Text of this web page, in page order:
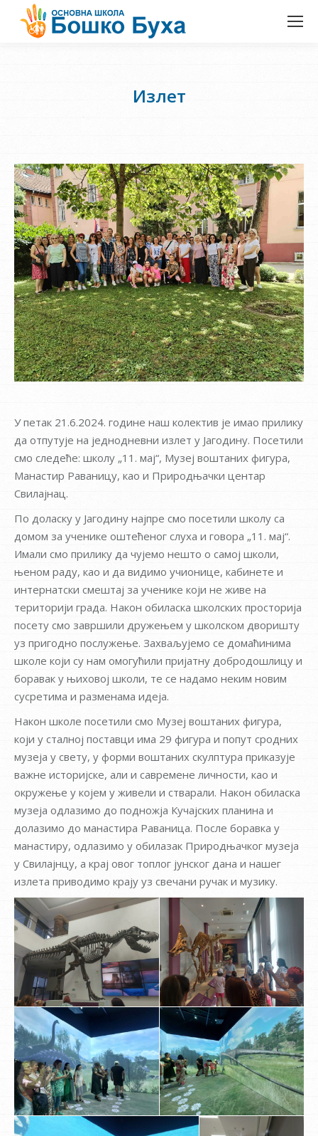
Излет
У петак 21.6.2024. године наш колектив је имао прилику
да отпутује на једнодневни излет у Јагодину. Посетили
смо следеће: школу „11. мај“, Музеј воштаних фигура,
Манастир Раваницу, као и Природњачки центар
Свилајнац.
По доласку у Јагодину најпре смо посетили школу са
домом за ученике оштећеног слуха и говора „11. мај“.
Имали смо прилику да чујемо нешто о самој школи,
њеном раду, као и да видимо учионице, кабинете и
интернатски смештај за ученике који не живе на
територији града. Након обиласка школских просторија
посету смо завршили дружењем у школском дворишту
уз пригодно послужење. Захваљујемо се домаћинима
школе који су нам омогућили пријатну добродошлицу и
боравак у њиховој школи, те се надамо неким новим
сусретима и разменама идеја.
Након школе посетили смо Музеј воштаних фигура,
који у сталној поставци има 29 фигура и попут сродних
музеја у свету, у форми воштаних скулптура приказује
важне историјске, али и савремене личности, као и
окружење у којем у живели и стварали. Након обиласка
музеја одлазимо до подножја Кучајских планина и
долазимо до манастира Раваница. После боравка у
манастиру, одлазимо у обилазак Природњачког музеја
у Свилајнцу, а крај овог топлог јунског дана и нашег
излета приводимо крају уз свечани ручак и музику.